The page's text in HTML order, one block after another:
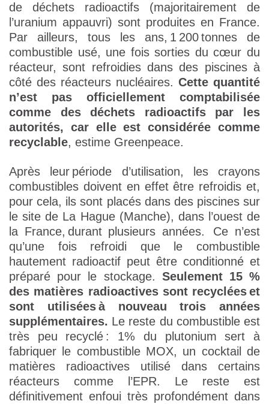
de déchets radioactifs (majoritairement de
l’uranium appauvri) sont produites en France.
Par ailleurs, tous les ans, 1 200 tonnes de
combustible usé, une fois sorties du cœur du
réacteur, sont refroidies dans des piscines à
côté des réacteurs nucléaires. Cette quantité
n’est pas officiellement comptabilisée
comme des déchets radioactifs par les
autorités, car elle est considérée comme
recyclable, estime Greenpeace.
Après leur période d’utilisation, les crayons
combustibles doivent en effet être refroidis et,
pour cela, ils sont placés dans des piscines sur
le site de La Hague (Manche), dans l’ouest de
la France, durant plusieurs années. Ce n’est
qu’une fois refroidi que le combustible
hautement radioactif peut être conditionné et
préparé pour le stockage. Seulement 15 %
des matières radioactives sont recyclées et
sont utilisées à nouveau trois années
supplémentaires. Le reste du combustible est
très peu recyclé : 1% du plutonium sert à
fabriquer le combustible MOX, un cocktail de
matières radioactives utilisé dans certains
réacteurs comme l’EPR. Le reste est
définitivement enfoui très profondément dans